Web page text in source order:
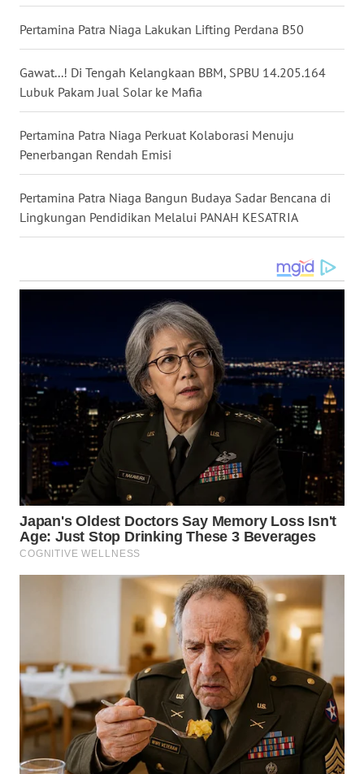
Pertamina Patra Niaga Lakukan Lifting Perdana B50
Gawat...! Di Tengah Kelangkaan BBM, SPBU 14.205.164
Lubuk Pakam Jual Solar ke Mafia
Pertamina Patra Niaga Perkuat Kolaborasi Menuju
Penerbangan Rendah Emisi
Pertamina Patra Niaga Bangun Budaya Sadar Bencana di
Lingkungan Pendidikan Melalui PANAH KESATRIA
MALUT
WN
DAIRI
WN
DANAU
NIAS
WN
TANJUNG
LESUNG
WN
KARO
WN
SIMALUNGUN
TAPANULI
TENGAH
WN DELI
SERDANG